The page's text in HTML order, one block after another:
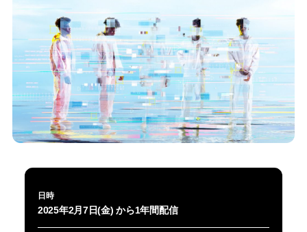
日時
2025年2月7日(金) から1年間配信